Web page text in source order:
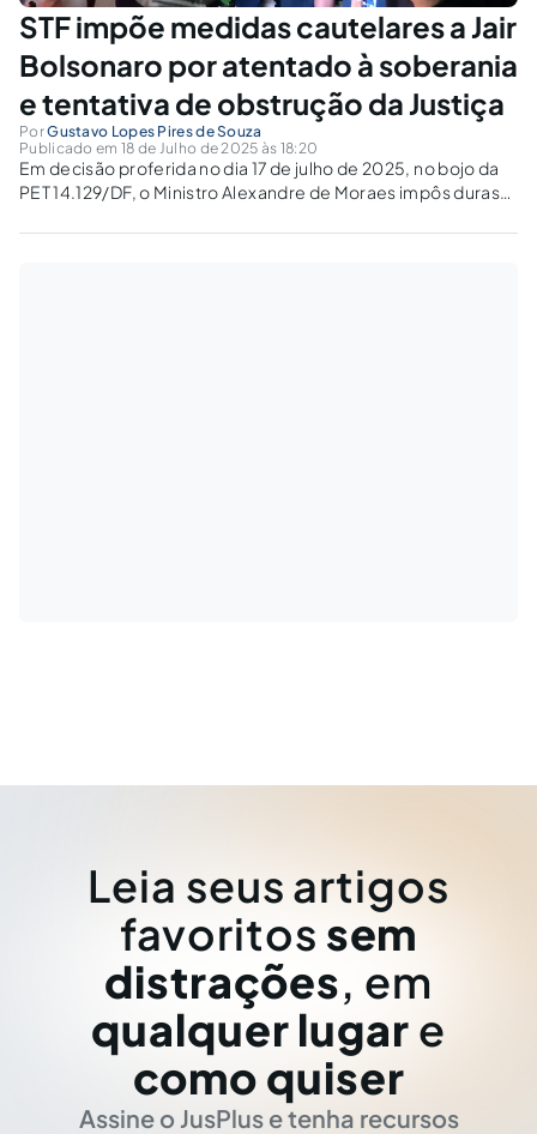
STF impõe medidas cautelares a Jair
Bolsonaro por atentado à soberania
e tentativa de obstrução da Justiça
PorGustavo Lopes Pires de Souza
Publicado em 18 de Julho de 2025 às 18:20
Em decisão proferida no dia 17 de julho de 2025, no bojo da
PET 14.129/DF, o Ministro Alexandre de Moraes impôs duras
Bolsonaro, diante de indícios robustos de que ele teria
Leia seus artigos
favoritos sem
distrações, em
qualquer lugar e
como quiser
Assine o JusPlus e tenha recursos